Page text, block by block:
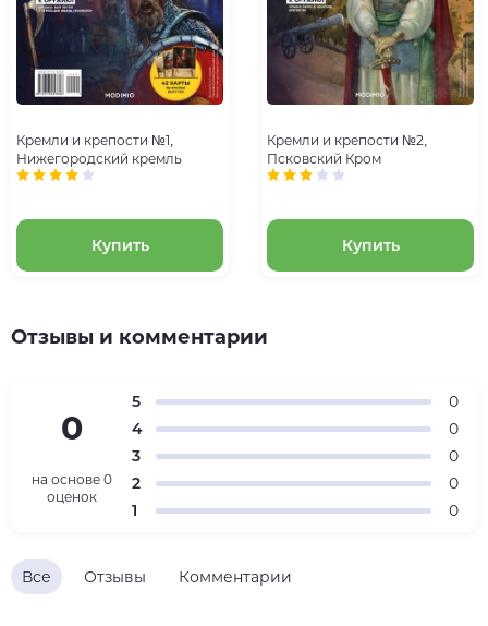
Кремли и крепости №1,
Нижегородский кремль
Купить
Кремли и крепости №2,
Псковский Кром
Купить
Отзывы и комментарии
Все Отзывы Комментарии
0
на основе 0
оценок
5
0
4
0
3
0
2
0
1
0